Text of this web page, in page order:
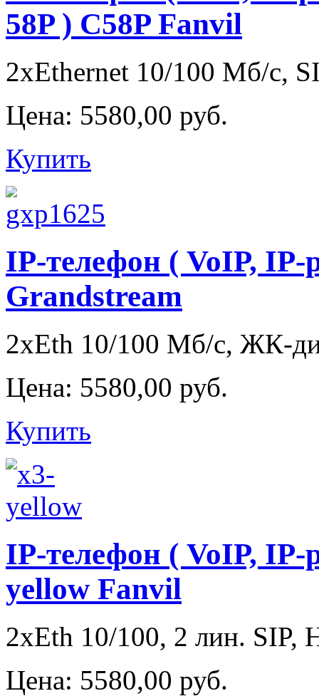
58P ) C58P Fanvil
2xEthernet 10/100 Мб/с,
Цена: 5580,00 руб.
Купить
IP-телефон ( VoIP, IP-
Grandstream
2xEth 10/100 Мб/с, ЖК-
Цена: 5580,00 руб.
Купить
IP-телефон ( VoIP, IP-
yellow Fanvil
2xEth 10/100, 2 лин. SIP,
Цена: 5580,00 руб.